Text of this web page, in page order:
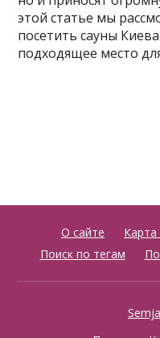
этой статье мы
посетить сауны
подходящее место
О сайте Карта
Поиск по тегам